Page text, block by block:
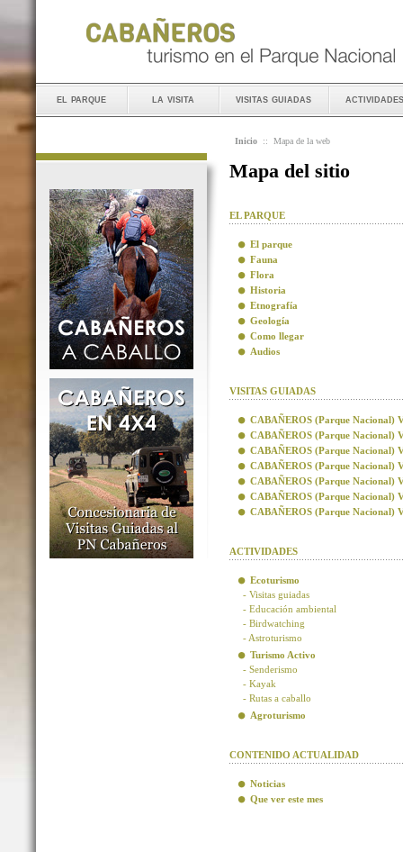
el parque la visita visitas guiadas actividades
Inicio :: Mapa de la web
Mapa del sitio
EL PARQUE
El parque
Fauna
Flora
Historia
Etnografía
Geología
Como llegar
Audios
VISITAS GUIADAS
CABAÑEROS (Parque Nacional)
CABAÑEROS (Parque Nacional)
CABAÑEROS (Parque Nacional)
CABAÑEROS (Parque Nacional)
CABAÑEROS (Parque Nacional)
CABAÑEROS (Parque Nacional)
CABAÑEROS (Parque Nacional)
ACTIVIDADES
Ecoturismo
- Visitas guiadas
- Educación ambiental
- Birdwatching
- Astroturismo
Turismo Activo
- Senderismo
- Kayak
- Rutas a caballo
Agroturismo
CONTENIDO ACTUALIDAD
Noticias
Que ver este mes